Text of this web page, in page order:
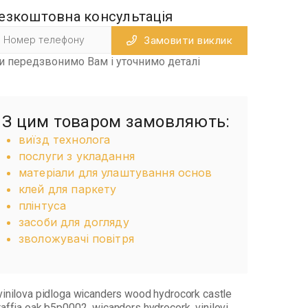
консультація
Замовити виклик
передзвонимо Вам і уточнимо деталі
З цим товаром замовляють:
виїзд технолога
послуги з укладання
матеріали для улаштування основ
клей для паркету
плінтуса
засоби для догляду
зволожувачі повітря
pidloga wicanders wood hydrocork castle